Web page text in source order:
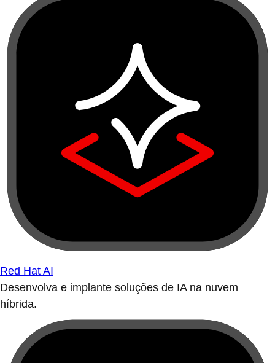
Red Hat AI
Desenvolva e implante soluções de IA na nuvem
híbrida.